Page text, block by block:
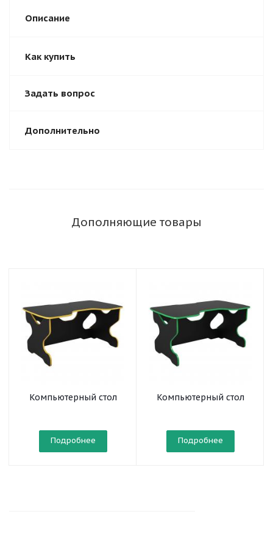
Описание
Как купить
Задать вопрос
Дополнительно
Дополняющие товары
Компьютерный стол
Подробнее
Компьютерный стол
Подробнее